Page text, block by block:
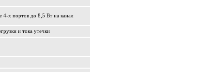
4-х портов до 8,5 Вт на канал
и тока утечки